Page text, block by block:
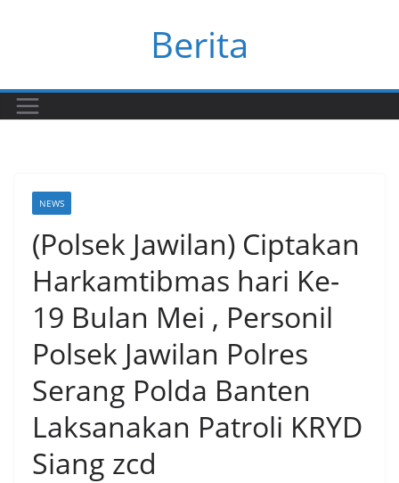
Berita
NEWS
(Polsek Jawilan) Ciptakan
Harkamtibmas hari Ke-
19 Bulan Mei , Personil
Polsek Jawilan Polres
Serang Polda Banten
Laksanakan Patroli KRYD
Siang zcd